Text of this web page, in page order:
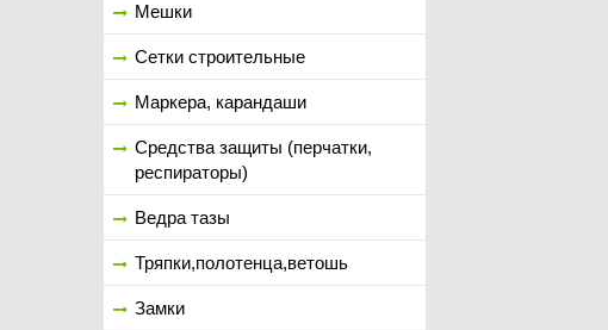
Мешки
Сетки строительные
Маркера, карандаши
Средства защиты (перчатки,
респираторы)
Ведра тазы
Тряпки,полотенца,ветошь
Замки